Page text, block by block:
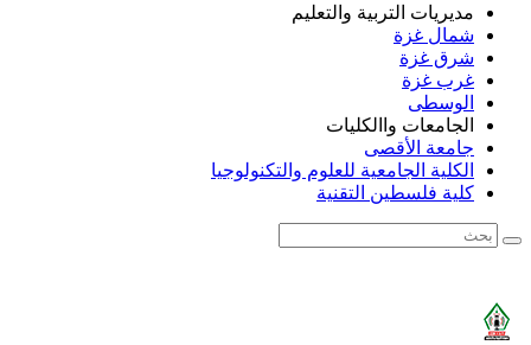
مديريات التربية والتعليم
شمال غزة
شرق غزة
غرب غزة
الوسطى
الجامعات واالكليات
جامعة الأقصى
الكلية الجامعية للعلوم والتكنولوجيا
كلية فلسطين التقنية